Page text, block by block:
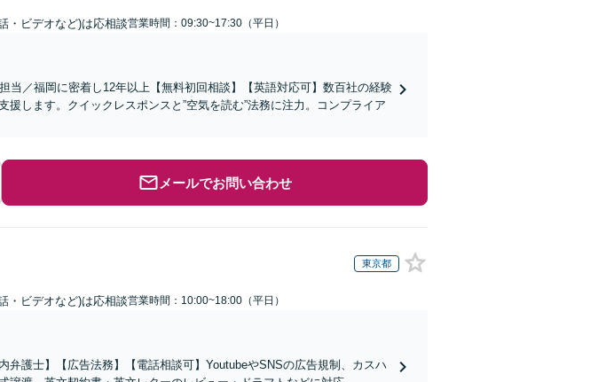
・ビデオなど)は応相談営業時間：09:30~17:30（平日）
当／福岡に密着し12年以上【無料初回相談】【英語対応可】数百社の経験
します。クイックレスポンスと”空気を読む”法務に注力。コンプライア
メールでお問い合わせ
東京都
・ビデオなど)は応相談営業時間：10:00~18:00（平日）
弁護士】【広告法務】【電話相談可】YoutubeやSNSの広告規制、カスハ